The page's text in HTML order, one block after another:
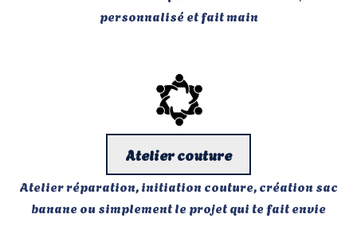
personnalisé et fait main
Atelier couture
Atelier réparation, initiation couture, création sac
banane ou simplement le projet qui te fait envie